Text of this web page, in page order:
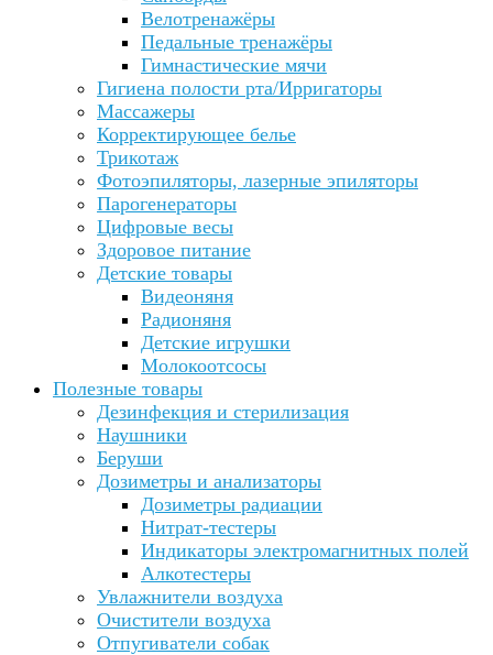
Велотренажёры
Педальные тренажёры
Гимнастические мячи
Гигиена полости рта/Ирригаторы
Массажеры
Корректирующее белье
Трикотаж
Фотоэпиляторы, лазерные эпиляторы
Парогенераторы
Цифровые весы
Здоровое питание
Детские товары
Видеоняня
Радионяня
Детские игрушки
Молокоотсосы
Полезные товары
Дезинфекция и стерилизация
Наушники
Беруши
Дозиметры и анализаторы
Дозиметры радиации
Нитрат-тестеры
Индикаторы электромагнитных полей
Алкотестеры
Увлажнители воздуха
Очистители воздуха
Отпугиватели собак